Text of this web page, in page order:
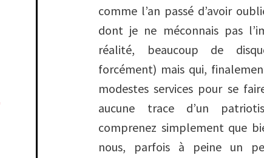
comme l’an passé d’avoir
dont je ne méconnais pas
réalité, beaucoup de
forcément) mais qui,
modestes services pour se
aucune trace d’un
comprenez simplement que
nous, parfois à peine un